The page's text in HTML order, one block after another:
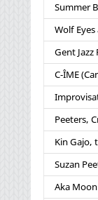
Summer
Wolf
Gent Jazz
C-ÎME
Peeters,
Kin Gajo,
Suzan
Aka